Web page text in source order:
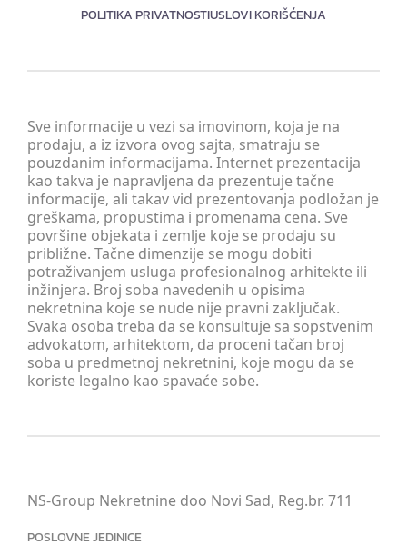
POLITIKA PRIVATNOSTIUSLOVI KORIŠĆENJA
Sve informacije u vezi sa imovinom, koja je na
prodaju, a iz izvora ovog sajta, smatraju se
pouzdanim informacijama. Internet prezentacija
kao takva je napravljena da prezentuje tačne
informacije, ali takav vid prezentovanja podložan je
greškama, propustima i promenama cena. Sve
površine objekata i zemlje koje se prodaju su
približne. Tačne dimenzije se mogu dobiti
potraživanjem usluga profesionalnog arhitekte ili
inžinjera. Broj soba navedenih u opisima
nekretnina koje se nude nije pravni zaključak.
Svaka osoba treba da se konsultuje sa sopstvenim
advokatom, arhitektom, da proceni tačan broj
soba u predmetnoj nekretnini, koje mogu da se
koriste legalno kao spavaće sobe.
NS-Group Nekretnine doo Novi Sad, Reg.br. 711
POSLOVNE JEDINICE